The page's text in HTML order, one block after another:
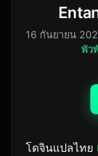
16 กันยายน
พัว
โดจินแปลไทย